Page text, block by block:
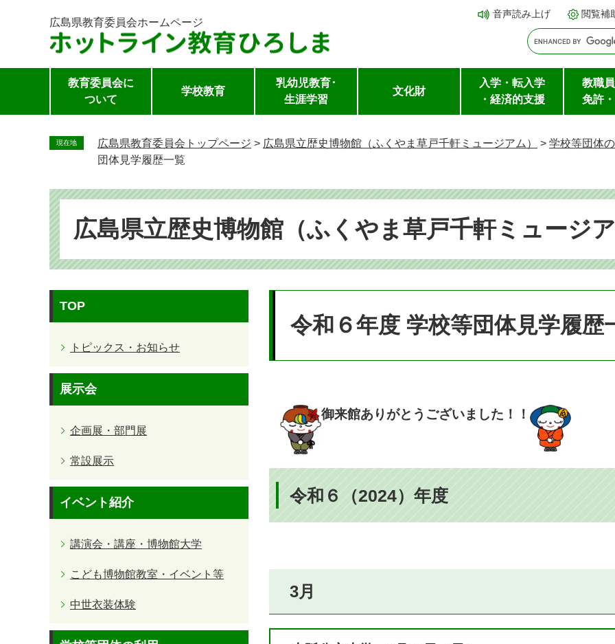
ー
し
広島県教育委員会ホームページ
音声読み上げ 閲覧補
教育委員会に
ついて
学校教育
乳幼児教育･
生涯学習
文化財
入学・転入学
・経済的支援
教職
免許
現在地 広島県教育委員会トップページ > 広島県立歴史博物館（ふくやま草戸千軒ミュージアム） > 学校等団体
団体見学履歴一覧
広島県立歴史博物館（ふくやま草戸千軒ミュージ
令和６年度 学校等団体見学履歴
御来館ありがとうございました！！
令和６（2024）年度
3月
TOP
トピックス・お知らせ
展示会
企画展・部門展
常設展示
イベント紹介
講演会・講座・博物館大学
こども博物館教室・イベント等
中世衣装体験